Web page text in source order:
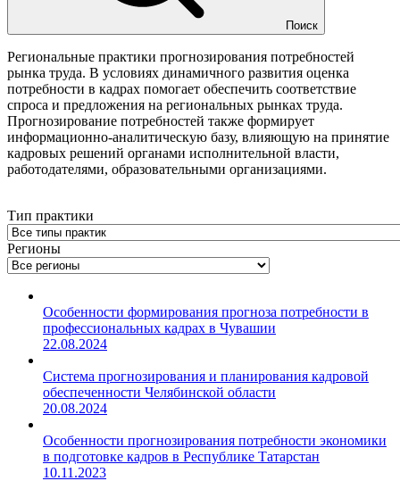
Поиск
Региональные практики прогнозирования потребностей
рынка труда. В условиях динамичного развития оценка
потребности в кадрах помогает обеспечить соответствие
спроса и предложения на региональных рынках труда.
Прогнозирование потребностей также формирует
информационно-аналитическую базу, влияющую на принятие
кадровых решений органами исполнительной власти,
работодателями, образовательными организациями.
Тип практики
Регионы
Особенности формирования прогноза потребности в
профессиональных кадрах в Чувашии
22.08.2024
Система прогнозирования и планирования кадровой
обеспеченности Челябинской области
20.08.2024
Особенности прогнозирования потребности экономики
в подготовке кадров в Республике Татарстан
10.11.2023